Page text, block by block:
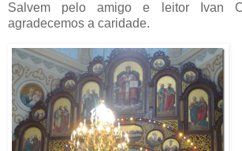
Salvem pelo amigo e leitor Ivan
agradecemos a caridade.